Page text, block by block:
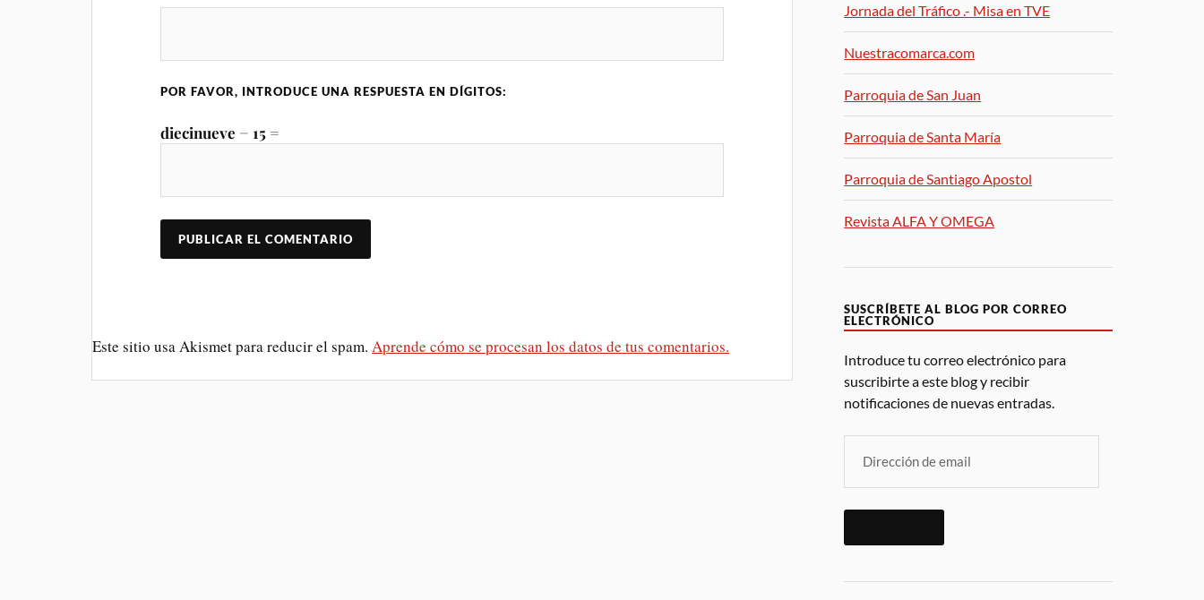
POR FAVOR, INTRODUCE UNA RESPUESTA EN DÍGITOS:
diecinueve − 15 =
Este sitio usa Akismet para reducir el spam. Aprende cómo se procesan los datos de tus comentarios.
Jornada del Tráfico .- Misa en TVE
Nuestracomarca.com
Parroquia de San Juan
Parroquia de Santa María
Parroquia de Santiago Apostol
Revista ALFA Y OMEGA
SUSCRÍBETE AL BLOG POR CORREO
ELECTRÓNICO
Introduce tu correo electrónico para
suscribirte a este blog y recibir
notificaciones de nuevas entradas.